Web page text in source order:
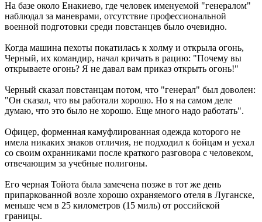
На базе около Енакиево, где человек именуемой "генералом"
наблюдал за маневрами, отсутствие профессиональной
военной подготовки среди повстанцев было очевидно.
Когда машина пехоты покатилась к холму и открыла огонь,
Черный, их командир, начал кричать в рацию: "Почему вы
открываете огонь? Я не давал вам приказ открыть огонь!"
Черный сказал повстанцам потом, что "генерал" был доволен:
"Он сказал, что вы работали хорошо. Но я на самом деле
думаю, что это было не хорошо. Еще много надо работать".
Офицер, форменная камуфлированная одежда которого не
имела никаких знаков отличия, не подходил к бойцам и уехал
со своим охранниками после краткого разговора с человеком,
отвечающим за учебные полигоны.
Его черная Тойота была замечена позже в тот же день
припаркованной возле хорошо охраняемого отеля в Луганске,
меньше чем в 25 километров (15 миль) от российской
границы.